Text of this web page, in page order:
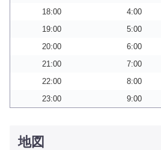
18:00
4:00
19:00
5:00
20:00
6:00
21:00
7:00
22:00
8:00
23:00
9:00
地図